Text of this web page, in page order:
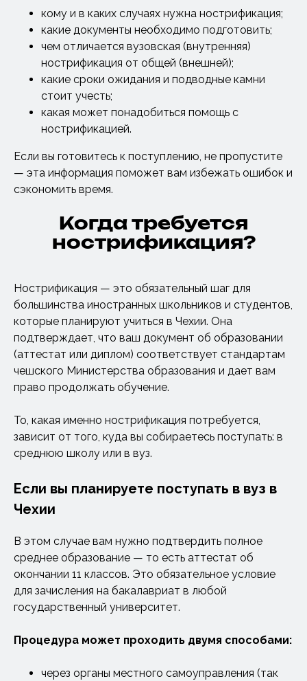
кому и в каких случаях нужна нострификация;
какие документы необходимо подготовить;
чем отличается вузовская (внутренняя)
нострификация от общей (внешней);
какие сроки ожидания и подводные камни
стоит учесть;
какая может понадобиться помощь с
нострификацией.
Если вы готовитесь к поступлению, не пропустите
— эта информация поможет вам избежать ошибок и
сэкономить время.
Когда требуется
нострификация?
Нострификация — это обязательный шаг для
большинства иностранных школьников и студентов,
которые планируют учиться в Чехии. Она
подтверждает, что ваш документ об образовании
(аттестат или диплом) соответствует стандартам
чешского Министерства образования и дает вам
право продолжать обучение.
То, какая именно нострификация потребуется,
зависит от того, куда вы собираетесь поступать: в
среднюю школу или в вуз.
Если вы планируете поступать в вуз в
Чехии
В этом случае вам нужно подтвердить полное
среднее образование — то есть аттестат об
окончании 11 классов. Это обязательное условие
для зачисления на бакалавриат в любой
государственный университет.
Процедура может проходить двумя способами:
через органы местного самоуправления (так